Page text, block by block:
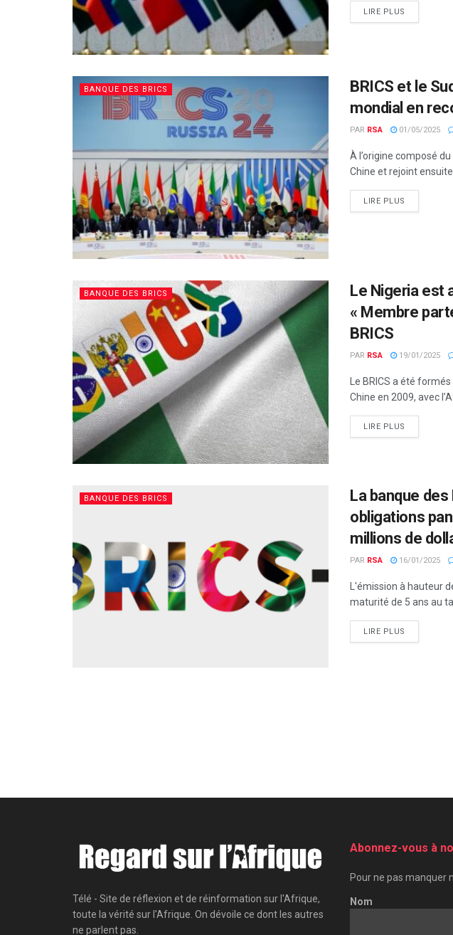
LIRE PLUS
BANQUE DES BRICS
BRICS et le
mondial en
PAR RSA 01/05/2025
À l’origine composé du
Chine et rejoint ensuite
LIRE PLUS
BANQUE DES BRICS
Le Nigeria est
« Membre
BRICS
PAR RSA 19/01/2025
Le BRICS a été
Chine en 2009, avec
LIRE PLUS
BANQUE DES BRICS
La banque
obligations
millions de
PAR RSA 16/01/2025
L'émission à hauteur
maturité de 5 ans au
LIRE PLUS
Télé - Site de réflexion et de réinformation sur l'Afrique,
toute la vérité sur l'Afrique. On dévoile ce dont les autres
ne parlent pas.
Abonnez-vous à
Pour ne pas manquer
Nom